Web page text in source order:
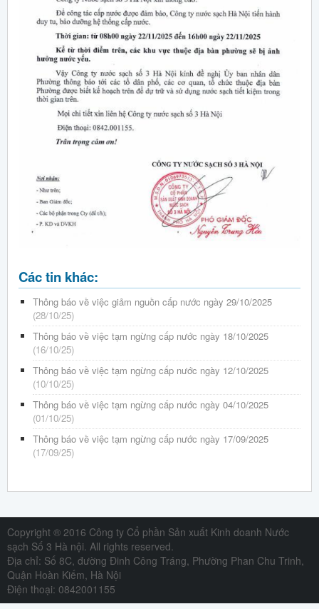
Các tin khác:
Thông báo về việc giảm nguồn cấp nước ngày 29/10/2025
(28/10/25)
Thông báo về việc tạm ngừng cấp nước ngày 18/10/2025
(16/10/25)
Thông báo về việc tạm ngừng cấp nước ngày 12/10/2025
(10/10/25)
Thông báo về việc tạm ngừng cấp nước ngày 04/10/2025
(01/10/25)
Thông báo về việc tạm ngừng cấp nước ngày 17/09/2025
(17/09/25)
Copyright ® 2016 Công ty Cổ phần Sản xuất Kinh doanh Nước
sạch Số 3 Hà nội. All rights reserved.
Địa chỉ: Số 8C, đường Đinh Công Tráng, Phường Phan Chu Trinh,
Quận Hoàn Kiếm, Hà Nội
Điện thoại: 0842001155